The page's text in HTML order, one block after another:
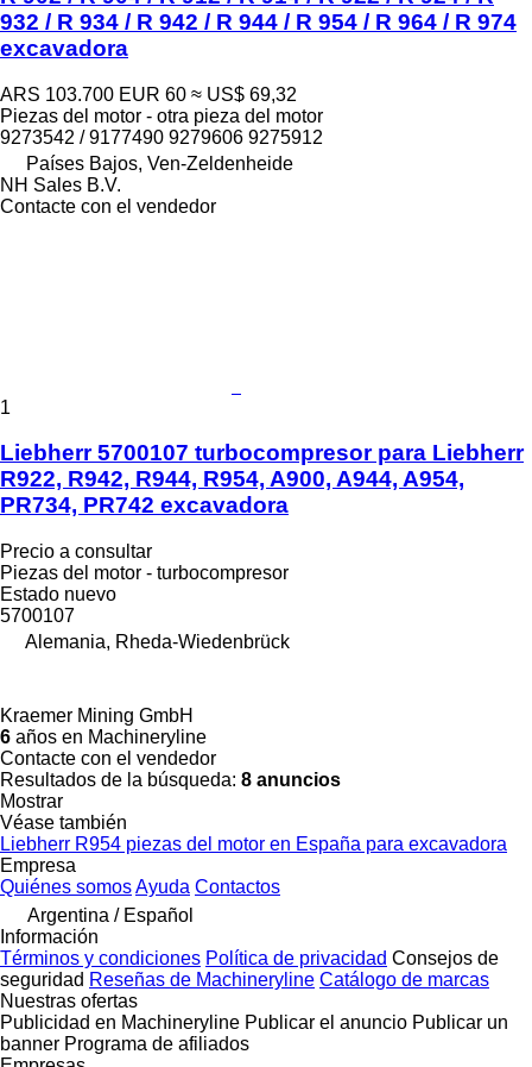
932 / R 934 / R 942 / R 944 / R 954 / R 964 / R 974
excavadora
ARS 103.700 EUR 60 ≈ US$ 69,32
Piezas del motor - otra pieza del motor
9273542 / 9177490 9279606 9275912
Países Bajos, Ven-Zeldenheide
NH Sales B.V.
Contacte con el vendedor
1
Liebherr 5700107 turbocompresor para Liebherr
R922, R942, R944, R954, A900, A944, A954,
PR734, PR742 excavadora
Precio a consultar
Piezas del motor - turbocompresor
Estado nuevo
5700107
Alemania, Rheda-Wiedenbrück
Kraemer Mining GmbH
6 años en Machineryline
Contacte con el vendedor
Resultados de la búsqueda: 8 anuncios
Mostrar
Véase también
Liebherr R954 piezas del motor en España para excavadora
Empresa
Quiénes somosAyuda Contactos
Argentina / Español
Información
Términos y condiciones Política de privacidad Consejos de
seguridad Reseñas de Machineryline Catálogo de marcas
Nuestras ofertas
Publicidad en Machineryline Publicar el anuncio Publicar un
banner Programa de afiliados